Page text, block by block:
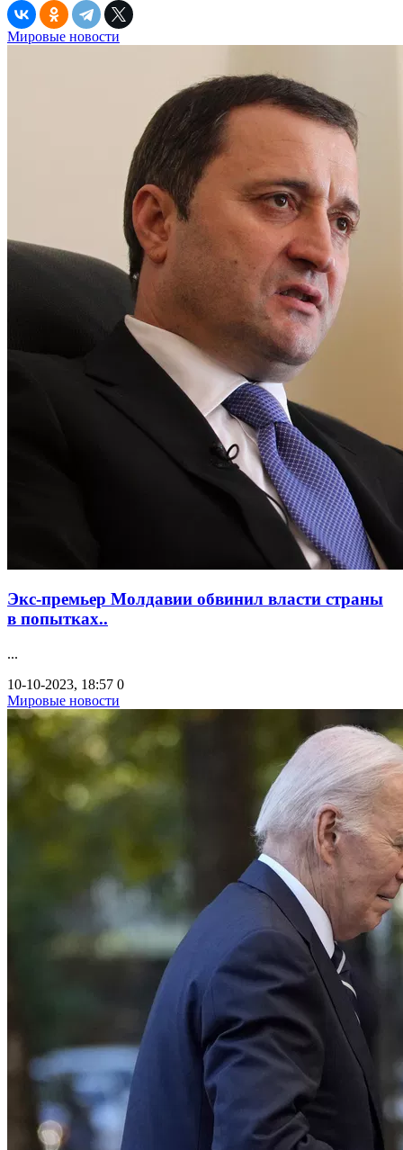
Мировые новости
Экс-премьер Молдавии обвинил власти страны
в попытках..
...
10-10-2023, 18:57 0
Мировые новости